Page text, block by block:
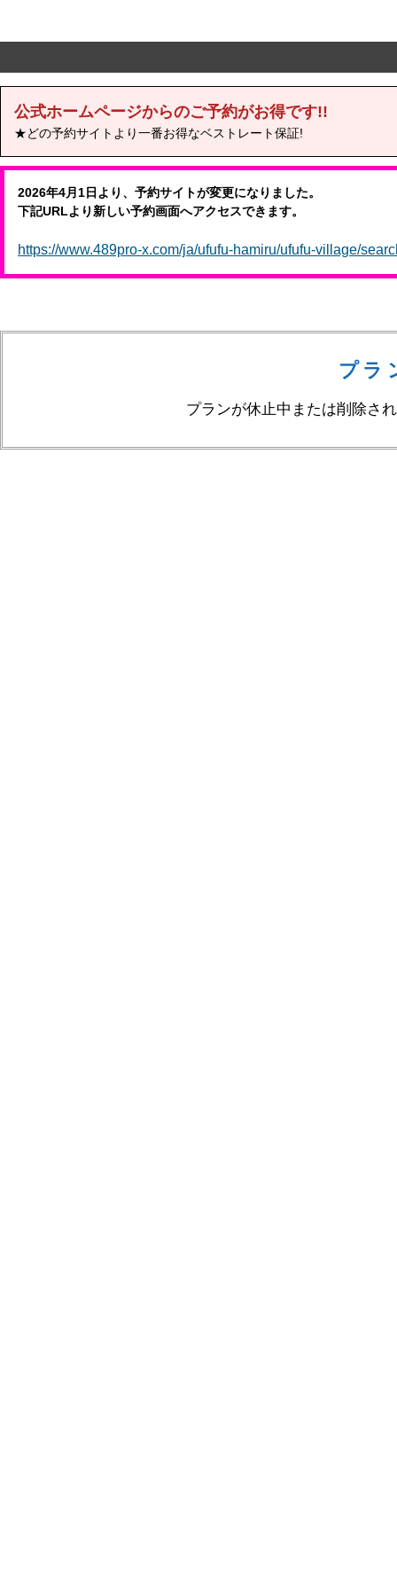
公式ホームページからのご予約がお得です!!
★どの予約サイトより一番お得なベストレート保証!
2026年4月1日より、予約サイトが変更になりました。
下記URLより新しい予約画面へアクセスできます。
https://www.489pro-x.com/ja/ufufu-hamiru/ufufu-village/
プラ
プランが休止中または削除さ